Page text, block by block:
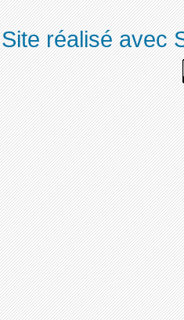
Site réalisé avec